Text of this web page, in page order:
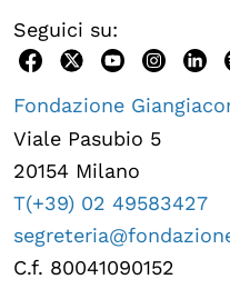
Seguici su:
Fondazione
Viale Pasubio 5
20154 Milano
T(+39) 02 49583427
C.f. 80041090152